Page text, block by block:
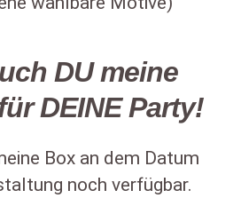
DU meine
DEINE Party!
Box an dem Datum
noch verfügbar.